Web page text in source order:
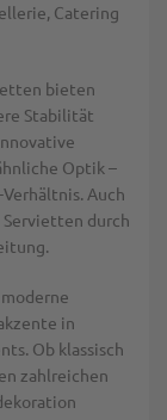
Catering
bieten
Stabilität
Optik –
Auch
durch
in
Ob klassisch
zahlreichen